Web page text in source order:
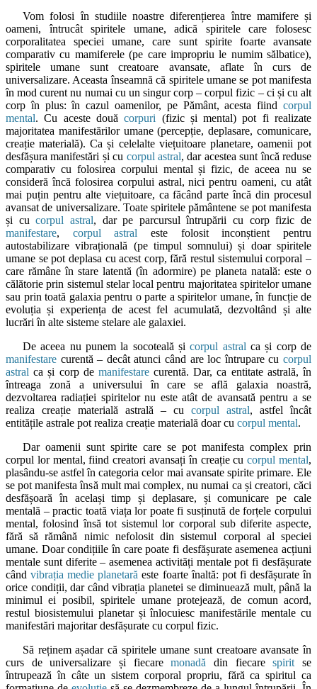
Vom folosi în studiile noastre diferențierea între mamifere și
oameni, întrucât spiritele umane, adică spiritele care folosesc
corporalitatea speciei umane, care sunt spirite foarte avansate
comparativ cu mamiferele (pe care impropriu le numim sălbatice),
spiritele umane sunt creatoare avansate, aflate în curs de
universalizare. Aceasta înseamnă că spiritele umane se pot manifesta
în mod curent nu numai cu un singur corp – corpul fizic – ci și cu alt
corp în plus: în cazul oamenilor, pe Pământ, acesta fiind corpul
mental. Cu aceste douăcorpuri (fizic și mental) pot fi realizate
majoritatea manifestărilor umane (percepție, deplasare, comunicare,
creație materială). Ca și celelalte viețuitoare planetare, oamenii pot
desfășura manifestări și cu corpul astral, dar acestea sunt încă reduse
comparativ cu folosirea corpului mental și fizic, de aceea nu se
consideră încă folosirea corpului astral, nici pentru oameni, cu atât
mai puțin pentru alte viețuitoare, ca făcând parte încă din procesul
avansat de universalizare. Toate spiritele pământene se pot manifesta
și cucorpul astral, dar pe parcursul întrupării cu corp fizic de
manifestare, corpul astral este folosit inconștient pentru
autostabilizare vibrațională (pe timpul somnului) și doar spiritele
umane se pot deplasa cu acest corp, fără restul sistemului corporal –
care rămâne în stare latentă (în adormire) pe planeta natală: este o
călătorie prin sistemul stelar local pentru majoritatea spiritelor umane
sau prin toată galaxia pentru o parte a spiritelor umane, în funcție de
evoluția și experiența de acest fel acumulată, dezvoltând și alte
lucrări în alte sisteme stelare ale galaxiei.
De aceea nu punem la socoteală șicorpul astral ca și corp de
manifestare curentă – decât atunci când are loc întrupare cu corpul
astral ca și corp de manifestarecurentă. Dar, ca entitate astrală, în
întreaga zonă a universului în care se află galaxia noastră,
dezvoltarea radiației spiritelor nu este atât de avansată pentru a se
realiza creație materială astrală – cu corpul astral, astfel încât
entitățile astrale pot realiza creație materială doar cu corpul mental.
Dar oamenii sunt spirite care se pot manifesta complex prin
corpul lor mental, fiind creatori avansați în creație cucorpul mental,
plasându-se astfel în categoria celor mai avansate spirite primare. Ele
se pot manifesta însă mult mai complex, nu numai ca și creatori, căci
desfășoară în același timp și deplasare, și comunicare pe cale
mentală – practic toată viața lor poate fi susținută de forțele corpului
mental, folosind însă tot sistemul lor corporal sub diferite aspecte,
fără să rămână nimic nefolosit din sistemul corporal al speciei
umane. Doar condițiile în care poate fi desfășurate asemenea acțiuni
mentale sunt diferite – asemenea activități mentale pot fi desfășurate
cândvibrația medie planetară este foarte înaltă: pot fi desfășurate în
orice condiții, dar când vibrația planetei se diminuează mult, până la
minimul ei posibil, spiritele umane protejează, de comun acord,
restul biosistemului planetar și înlocuiesc manifestările mentale cu
manifestări majoritar desfășurate cu corpul fizic.
Să reținem așadar că spiritele umane sunt creatoare avansate în
curs de universalizare și fiecaremonadă din fiecarespirit se
întrupează în câte un sistem corporal propriu, fără ca spiritul ca